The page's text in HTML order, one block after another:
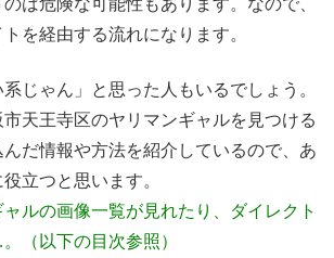
は危険な可能性もあります。なので、
を経由する流れになります。
系じゃん」と思った人もいるでしょう。
天王寺区のヤリマンギャルを見つける
だ情報や方法を紹介しているので、あ
立つと思います。
ルの画像一覧が見れたり、ダイレクト
（以下の目次参照）